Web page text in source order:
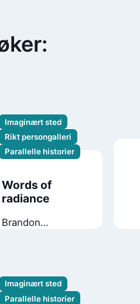
Imaginært sted
Rikt persongalleri
Parallelle historier
Words of
radiance
Brandon
Imaginært sted
Parallelle historier